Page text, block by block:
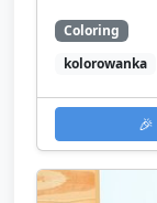
Coloring
kolorowanka
🎉